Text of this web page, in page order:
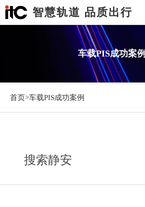
智慧轨道 品质出行
车载PIS成功案例
首页>车载PIS成功案例
搜索静安